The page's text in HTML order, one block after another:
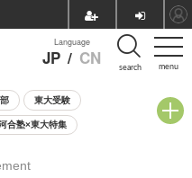
menu
Language
JP / CN search
東大受験
合塾×東大特集
・相談会